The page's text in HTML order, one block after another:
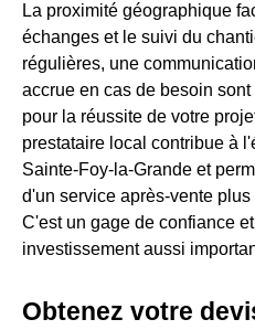
La proximité géographique
échanges et le suivi du
régulières, une
accrue en cas de besoin
pour la réussite de votre
prestataire local contribue à
Sainte-Foy-la-Grande et
d'un service après-vente
C'est un gage de confiance
investissement aussi
Obtenez votre